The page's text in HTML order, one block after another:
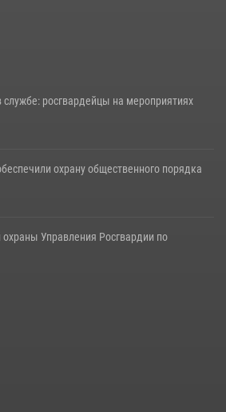
службе: росгвардейцы на мероприятиях
охрану общественного порядка
Управления Росгвардии по